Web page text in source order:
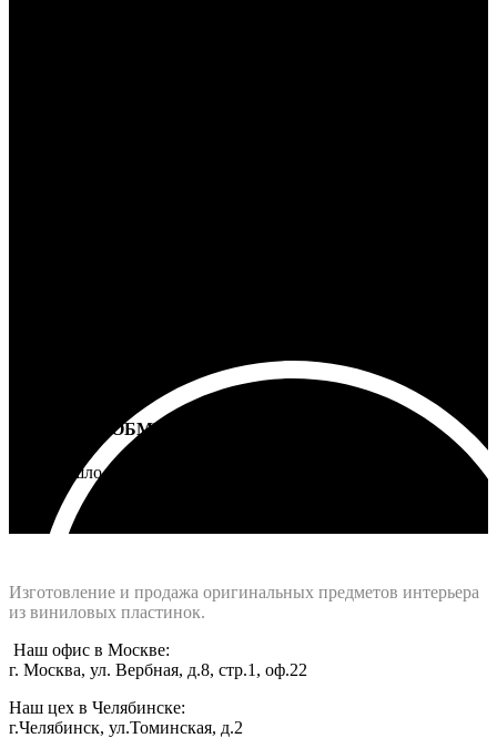
ВОЗВРАТ И ОБМЕН
Не подошло - вернем деньги
Изготовление и продажа оригинальных предметов интерьера
из виниловых пластинок.
Наш офис в Москве:
г. Москва, ул. Вербная, д.8, стр.1, оф.22
Наш цех в Челябинске:
г.Челябинск, ул.Томинская, д.2